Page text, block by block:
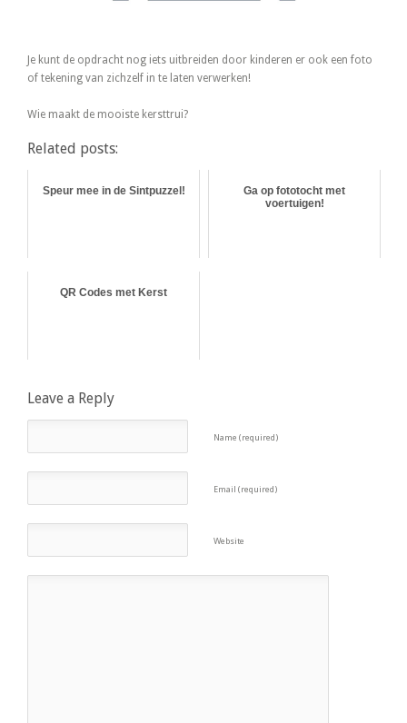
Je kunt de opdracht nog iets uitbreiden door kinderen er ook een foto
of tekening van zichzelf in te laten verwerken!
Wie maakt de mooiste kersttrui?
Related posts:
Speur mee in de Sintpuzzel!
Ga op fototocht met
voertuigen!
QR Codes met Kerst
Leave a Reply
Name (required)
Email (required)
Website